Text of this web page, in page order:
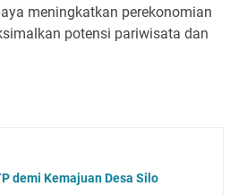
meningkatkan perekonomian
potensi pariwisata dan
demi Kemajuan Desa Silo